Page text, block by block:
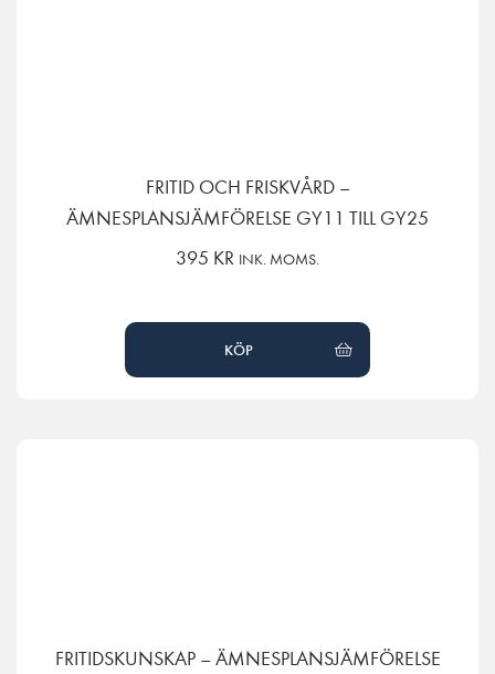
FRITID OCH FRISKVÅRD –
ÄMNESPLANSJÄMFÖRELSE GY11 TILL GY25
395 KR INK. MOMS.
KÖP
FRITIDSKUNSKAP – ÄMNESPLANSJÄMFÖRELSE